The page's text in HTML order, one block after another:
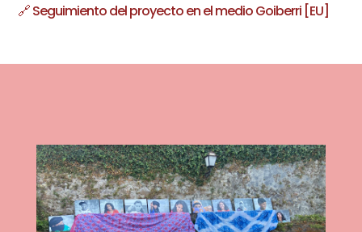
🔗 Seguimiento del proyecto en el medio Goiberri [EU]